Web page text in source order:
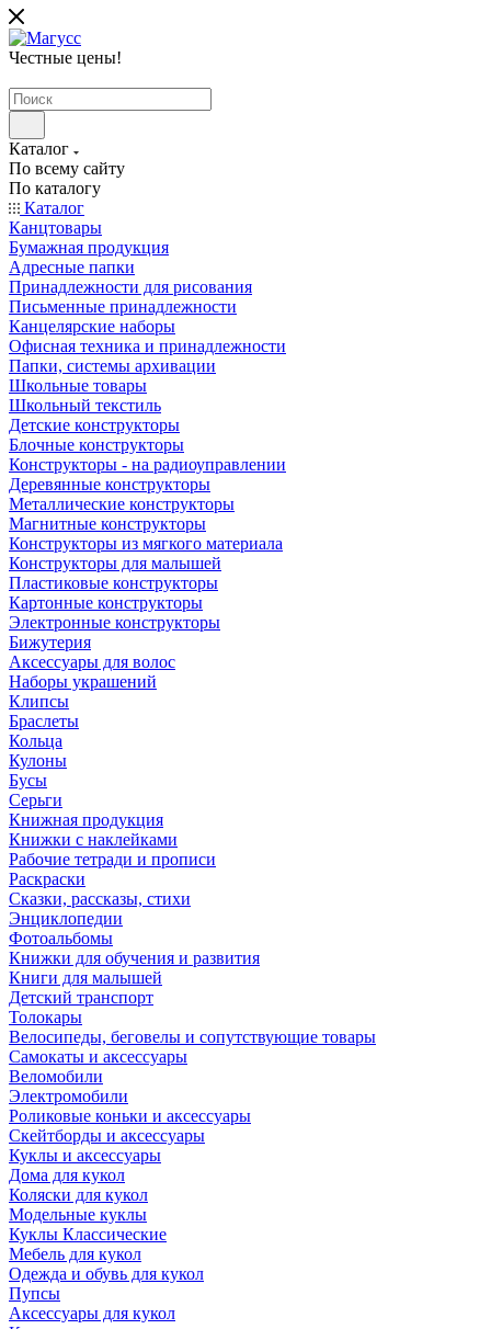
Честные цены!
Каталог
По всему сайту
По каталогу
Каталог
Канцтовары
Бумажная продукция
Адресные папки
Принадлежности для рисования
Письменные принадлежности
Канцелярские наборы
Офисная техника и принадлежности
Папки, системы архивации
Школьные товары
Школьный текстиль
Детские конструкторы
Блочные конструкторы
Конструкторы - на радиоуправлении
Деревянные конструкторы
Металлические конструкторы
Магнитные конструкторы
Конструкторы из мягкого материала
Конструкторы для малышей
Пластиковые конструкторы
Картонные конструкторы
Электронные конструкторы
Бижутерия
Аксессуары для волос
Наборы украшений
Клипсы
Браслеты
Кольца
Кулоны
Бусы
Серьги
Книжная продукция
Книжки с наклейками
Рабочие тетради и прописи
Раскраски
Сказки, рассказы, стихи
Энциклопедии
Фотоальбомы
Книжки для обучения и развития
Книги для малышей
Детский транспорт
Толокары
Велосипеды, беговелы и сопутствующие товары
Самокаты и аксессуары
Веломобили
Электромобили
Роликовые коньки и аксессуары
Скейтборды и аксессуары
Куклы и аксессуары
Дома для кукол
Коляски для кукол
Модельные куклы
Куклы Классические
Мебель для кукол
Одежда и обувь для кукол
Пупсы
Аксессуары для кукол